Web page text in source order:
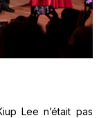
Lee n’était pas